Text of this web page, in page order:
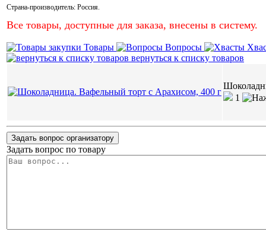
Страна-производитель: Россия.
Все товары, доступные для заказа, внесены в систему.
Товары Вопросы
вернуться к списку товаров
1
Задать вопрос организатору
Задать вопрос по товару